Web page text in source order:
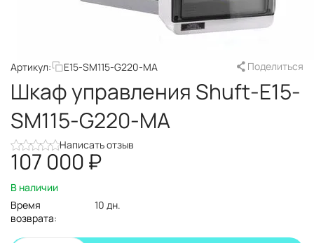
Артикул: E15-SM115-G220-MA Поделиться
Шкаф управления Shuft-E15-
SM115-G220-MA
Написать отзыв
107 000₽
В наличии
Время
возврата:
10 дн.